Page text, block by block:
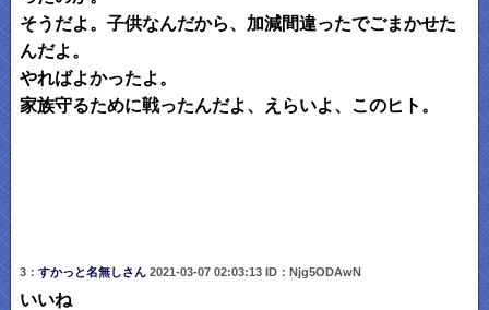
そうだよ。子供なんだから、加減間違ったでごまかせた
んだよ。
やればよかったよ。
家族守るために戦ったんだよ、えらいよ、このヒト。
3： すかっと名無しさん 2021-03-07 02:03:13 ID：Njg5ODAwN
いいね